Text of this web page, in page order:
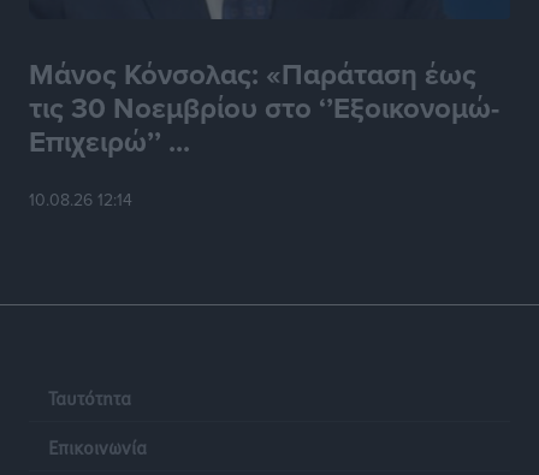
Μάνος Κόνσολας: «Παράταση έως
τις 30 Νοεμβρίου στο ‘’Εξοικονομώ-
Επιχειρώ’’ ...
10.08.26 12:14
Ταυτότητα
Επικοινωνία